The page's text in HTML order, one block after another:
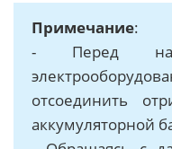
Примечание:
- Перед
oтcoeдинить
аккумуляторной